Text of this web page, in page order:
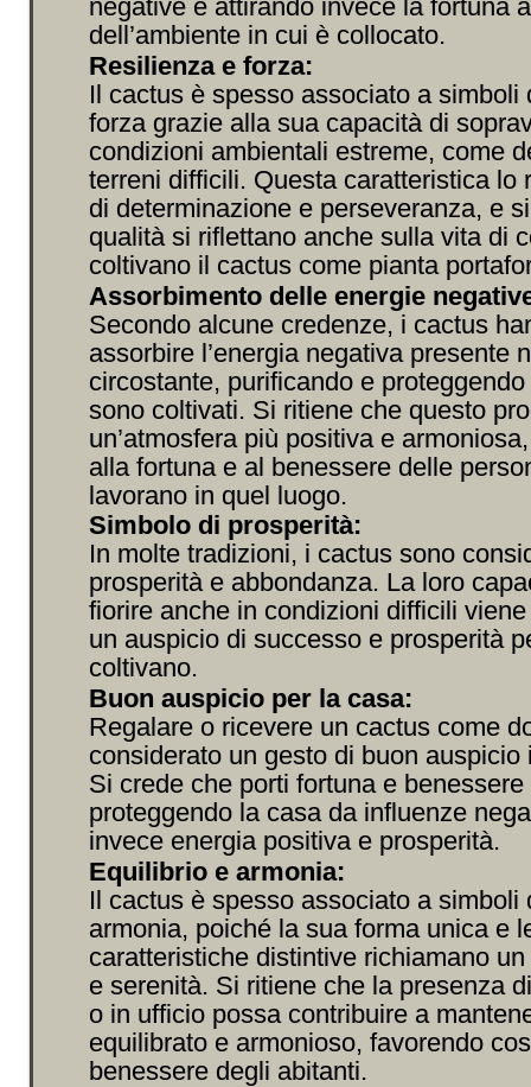
negative e attirando invece la fortuna
dell’ambiente in cui è collocato.
Resilienza e forza:
Il cactus è spesso associato a simboli
forza grazie alla sua capacità di
condizioni ambientali estreme, come
terreni difficili. Questa caratteristica lo
di determinazione e perseveranza, e
qualità si riflettano anche sulla vita di
coltivano il cactus come pianta
Assorbimento delle energie
Secondo alcune credenze, i cactus
assorbire l’energia negativa presente
circostante, purificando e
sono coltivati. Si ritiene che questo
un’atmosfera più positiva e
alla fortuna e al benessere delle
lavorano in quel luogo.
Simbolo di prosperità:
In molte tradizioni, i cactus sono
prosperità e abbondanza. La loro
fiorire anche in condizioni difficili
un auspicio di successo e prosperità
coltivano.
Buon auspicio per la casa:
Regalare o ricevere un cactus come
considerato un gesto di buon auspicio
Si crede che porti fortuna e
proteggendo la casa da influenze
invece energia positiva e prosperità.
Equilibrio e armonia:
Il cactus è spesso associato a simboli
armonia, poiché la sua forma unica e
caratteristiche distintive richiamano
e serenità. Si ritiene che la presenza
o in ufficio possa contribuire a
equilibrato e armonioso, favorendo
benessere degli abitanti.